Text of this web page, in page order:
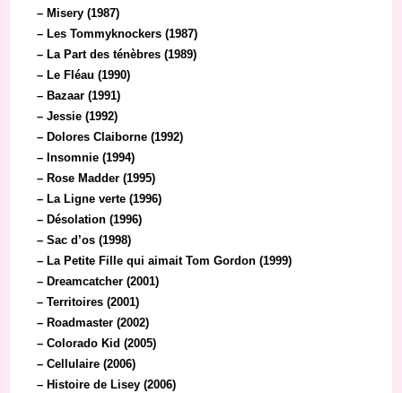
– Misery (1987)
– Les Tommyknockers (1987)
– La Part des ténèbres (1989)
– Le Fléau (1990)
– Bazaar (1991)
– Jessie (1992)
– Dolores Claiborne (1992)
– Insomnie (1994)
– Rose Madder (1995)
– La Ligne verte (1996)
– Désolation (1996)
– Sac d’os (1998)
– La Petite Fille qui aimait Tom Gordon (1999)
– Dreamcatcher (2001)
– Territoires (2001)
– Roadmaster (2002)
– Colorado Kid (2005)
– Cellulaire (2006)
– Histoire de Lisey (2006)